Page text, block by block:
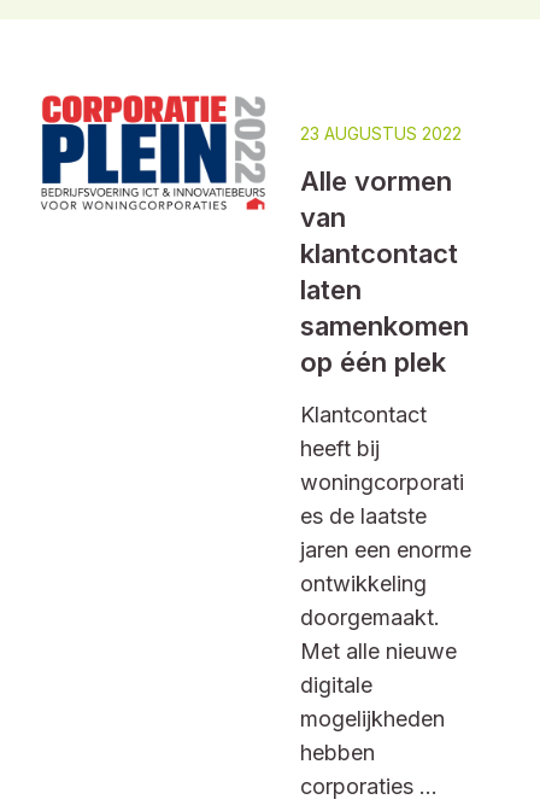
23 AUGUSTUS 2022
Alle vormen
van
klantcontact
laten
samenkomen
op één plek
Klantcontact
heeft bij
woningcorporati
es de laatste
jaren een enorme
ontwikkeling
doorgemaakt.
Met alle nieuwe
digitale
mogelijkheden
hebben
corporaties ...